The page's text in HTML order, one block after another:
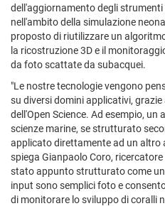
dell'aggiornamento degli strumenti
nell'ambito della simulazione
proposto di riutilizzare un
la ricostruzione 3D e il
da foto scattate da subacquei.
"Le nostre tecnologie vengono
su diversi domini applicativi,
dell'Open Science. Ad esempio,
scienze marine, se strutturato
applicato direttamente ad un altro
spiega Gianpaolo Coro,
stato appunto strutturato come un
input sono semplici foto e
di monitorare lo sviluppo di coralli